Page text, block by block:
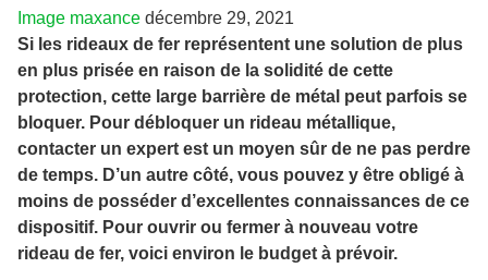
Image maxance décembre 29, 2021
Si les rideaux de fer représentent une solution de plus
en plus prisée en raison de la solidité de cette
protection, cette large barrière de métal peut parfois se
bloquer. Pour débloquer un rideau métallique,
contacter un expert est un moyen sûr de ne pas perdre
de temps. D’un autre côté, vous pouvez y être obligé à
moins de posséder d’excellentes connaissances de ce
dispositif. Pour ouvrir ou fermer à nouveau votre
rideau de fer, voici environ le budget à prévoir.